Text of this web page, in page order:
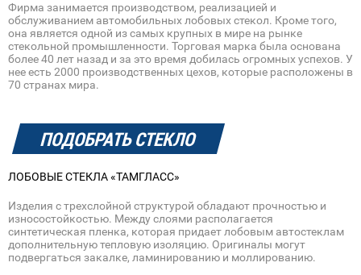
Фирма занимается производством, реализацией и
обслуживанием автомобильных лобовых стекол. Кроме того,
она является одной из самых крупных в мире на рынке
стекольной промышленности. Торговая марка была основана
более 40 лет назад и за это время добилась огромных успехов. У
нее есть 2000 производственных цехов, которые расположены в
70 странах мира.
ПОДОБРАТЬ СТЕКЛО
ЛОБОВЫЕ СТЕКЛА «ТАМГЛАСС»
Изделия с трехслойной структурой обладают прочностью и
износостойкостью. Между слоями располагается
синтетическая пленка, которая придает лобовым автостеклам
дополнительную тепловую изоляцию. Оригиналы могут
подвергаться закалке, ламинированию и моллированию.